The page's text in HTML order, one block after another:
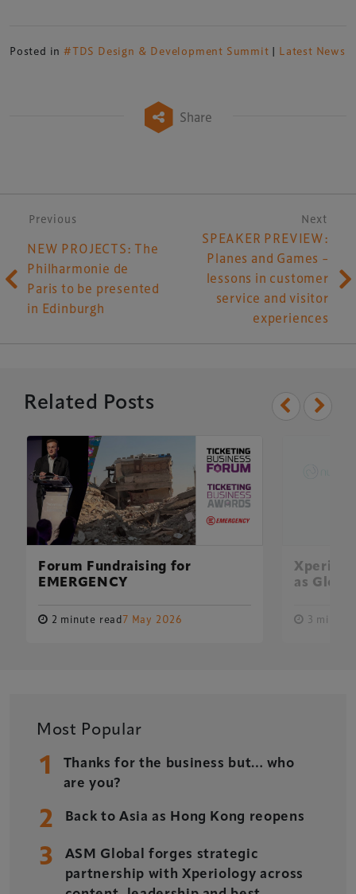
Posted in #TDS Design & Development Summit | Latest News
Share
Post navigation
Previous Next
NEW PROJECTS: The
Philharmonie de
Paris to be presented
in Edinburgh
SPEAKER PREVIEW:
Planes and Games –
lessons in customer
service and visitor
experiences
Most Popular
1
Thanks for the business but… who
are you?
2 Back to Asia as Hong Kong reopens
3
ASM Global forges strategic
partnership with Xperiology across
Related Posts
Forum Fundraising for
EMERGENCY
2 minute read7 May 2026
as
3 minute
Xperiology – the UK-based events, publishing and
Sponsorship Terms & Conditions
Cookie Policy